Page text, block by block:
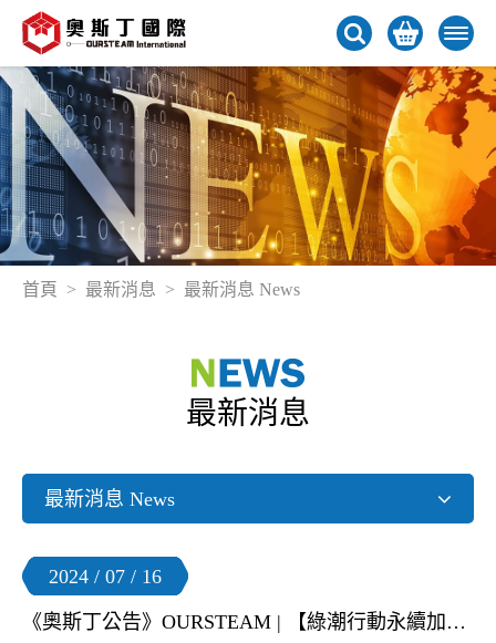
首頁 最新消息 最新消息 News
最新消息
最新消息 News
2024 / 07 / 16
《奧斯丁公告》OURSTEAM | 【綠潮行動永續加速器】